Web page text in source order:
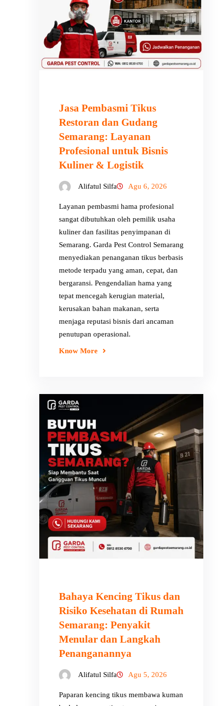
Jasa Pembasmi Tikus
Restoran dan Gudang
Semarang: Layanan
Profesional untuk Bisnis
Kuliner & Logistik
Alifatul Silfa Agu 6, 2026
Layanan pembasmi hama profesional
sangat dibutuhkan oleh pemilik usaha
kuliner dan fasilitas penyimpanan di
Semarang. Garda Pest Control Semarang
menyediakan penanganan tikus berbasis
metode terpadu yang aman, cepat, dan
bergaransi. Pengendalian hama yang
tepat mencegah kerugian material,
kerusakan bahan makanan, serta
menjaga reputasi bisnis dari ancaman
penutupan operasional.
Know More
Bahaya Kencing Tikus dan
Risiko Kesehatan di Rumah
Semarang: Penyakit
Menular dan Langkah
Penanganannya
Alifatul Silfa Agu 5, 2026
Paparan kencing tikus membawa kuman